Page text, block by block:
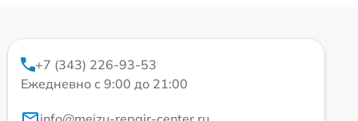
+7 (343) 226-93-53
Ежедневно с 9:00 до 21:00